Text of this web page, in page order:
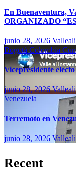
En Buenaventura,
ORGANIZADO
junio 28, 2026
BogotáColombia
Vicepresidente
junio 28, 2026
Venezuela
Terremoto en
junio 28, 2026
Recent